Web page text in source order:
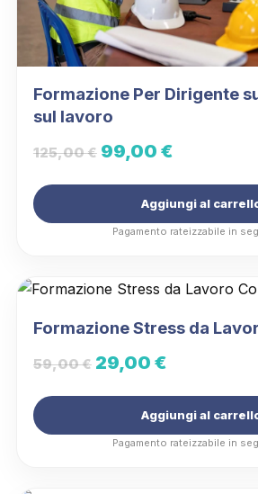
Formazione Per Dirigente
sul lavoro
125,00€ Il
prezzo
originale
era:
99,00 €Il
prezzo
attuale
è:
Aggiungi al
Pagamento rateizzabile in
Formazione Stress da
59,00€ Il
prezzo
originale
era:
29,00 €Il
prezzo
attuale
è:
Aggiungi al
Pagamento rateizzabile in